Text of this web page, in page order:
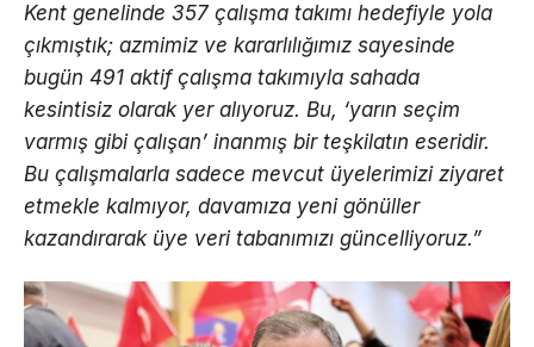
Kent genelinde 357 çalışma takımı hedefiyle yola
çıkmıştık; azmimiz ve kararlılığımız sayesinde
bugün 491 aktif çalışma takımıyla sahada
kesintisiz olarak yer alıyoruz. Bu, ‘yarın seçim
varmış gibi çalışan’ inanmış bir teşkilatın eseridir.
Bu çalışmalarla sadece mevcut üyelerimizi ziyaret
etmekle kalmıyor, davamıza yeni gönüller
kazandırarak üye veri tabanımızı güncelliyoruz.”